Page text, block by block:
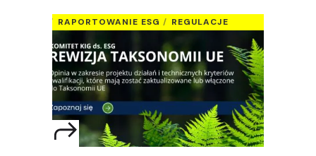
RAPORTOWANIE ESG REGULACJE